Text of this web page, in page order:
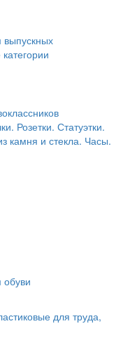
выпускных
Розетки. Статуэтки.
камня и стекла. Часы.
для труда,